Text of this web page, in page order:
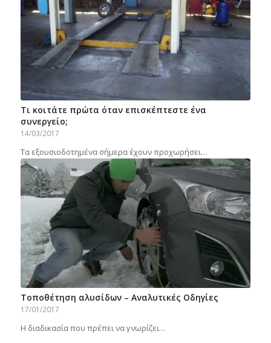
Τι κοιτάτε πρώτα όταν επισκέπτεστε ένα
συνεργείο;
14/03/2017
Τα εξουσιοδοτημένα σήμερα έχουν προχωρήσει…
Τοποθέτηση αλυσίδων – Αναλυτικές Οδηγίες
17/01/2017
Η διαδικασία που πρέπει να γνωρίζει…